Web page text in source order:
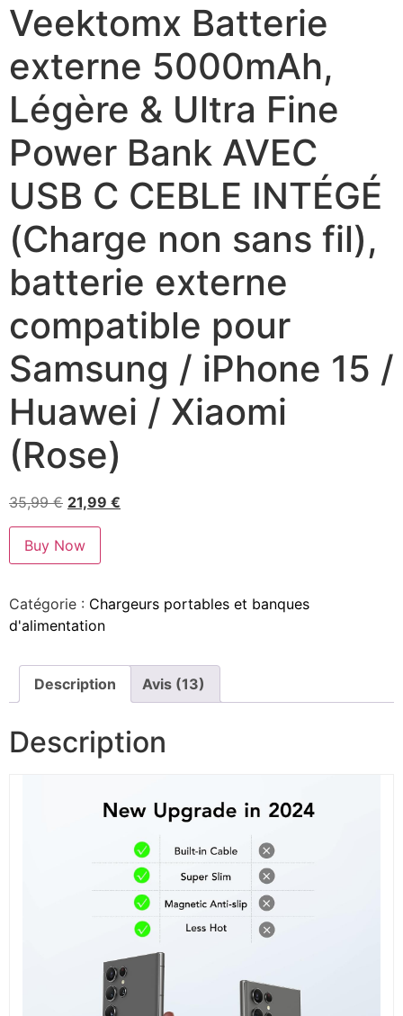
Veektomx Batterie
externe 5000mAh,
Légère & Ultra Fine
Power Bank AVEC
USB C CEBLE INTÉGÉ
(Charge non sans fil),
batterie externe
compatible pour
Samsung / iPhone 15 /
Huawei / Xiaomi
(Rose)
35,99€ 21,99 €
Buy Now
Catégorie : Chargeurs portables et banques
d'alimentation
Description Avis (13)
Description